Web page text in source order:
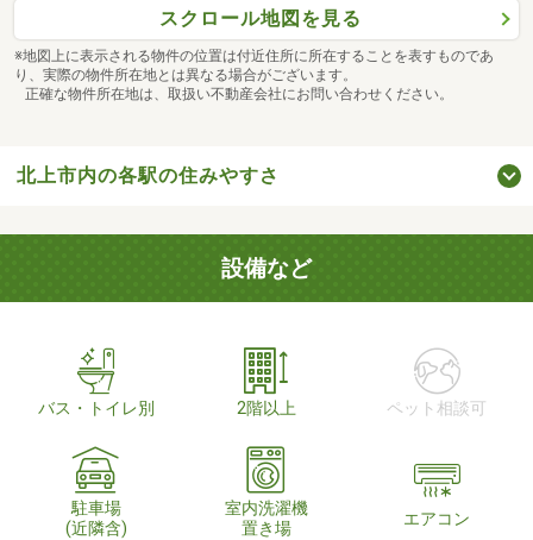
スクロール地図を見る
※地図上に表示される物件の位置は付近住所に所在することを表すものであ
り、実際の物件所在地とは異なる場合がございます。
正確な物件所在地は、取扱い不動産会社にお問い合わせください。
北上市内の各駅の住みやすさ
設備など
バス・トイレ別 2階以上 ペット相談可
駐車場
(近隣含)
室内洗濯機
置き場
エアコン